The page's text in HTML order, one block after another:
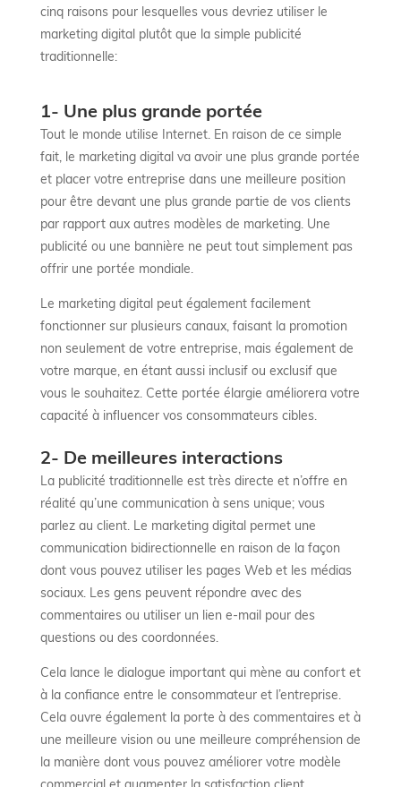
cinq raisons pour lesquelles vous devriez utiliser le
marketing digital plutôt que la simple publicité
traditionnelle:
1- Une plus grande portée
Tout le monde utilise Internet. En raison de ce simple
fait, le marketing digital va avoir une plus grande portée
et placer votre entreprise dans une meilleure position
pour être devant une plus grande partie de vos clients
par rapport aux autres modèles de marketing. Une
publicité ou une bannière ne peut tout simplement pas
offrir une portée mondiale.
Le marketing digital peut également facilement
fonctionner sur plusieurs canaux, faisant la promotion
non seulement de votre entreprise, mais également de
votre marque, en étant aussi inclusif ou exclusif que
vous le souhaitez. Cette portée élargie améliorera votre
capacité à influencer vos consommateurs cibles.
2- De meilleures interactions
La publicité traditionnelle est très directe et n’offre en
réalité qu’une communication à sens unique; vous
parlez au client. Le marketing digital permet une
communication bidirectionnelle en raison de la façon
dont vous pouvez utiliser les pages Web et les médias
sociaux. Les gens peuvent répondre avec des
commentaires ou utiliser un lien e-mail pour des
questions ou des coordonnées.
Cela lance le dialogue important qui mène au confort et
à la confiance entre le consommateur et l’entreprise.
Cela ouvre également la porte à des commentaires et à
une meilleure vision ou une meilleure compréhension de
la manière dont vous pouvez améliorer votre modèle
commercial et augmenter la satisfaction client.